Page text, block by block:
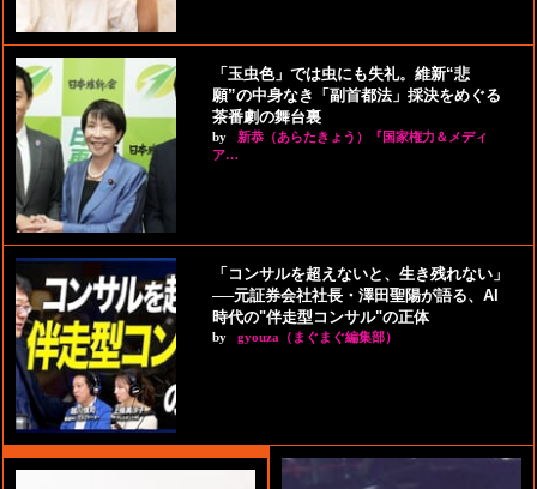
「玉虫色」では虫にも失礼。維新“悲
願”の中身なき「副首都法」採決をめぐる
茶番劇の舞台裏
by
新恭（あらたきょう）『国家権力＆メディ
ア…
「コンサルを超えないと、生き残れない」
──元証券会社社長・澤田聖陽が語る、AI
時代の"伴走型コンサル"の正体
by gyouza（まぐまぐ編集部）